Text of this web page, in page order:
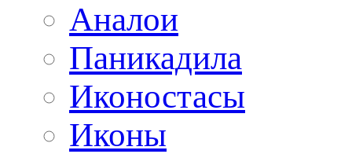
Аналои
Паникадила
Иконостасы
Иконы